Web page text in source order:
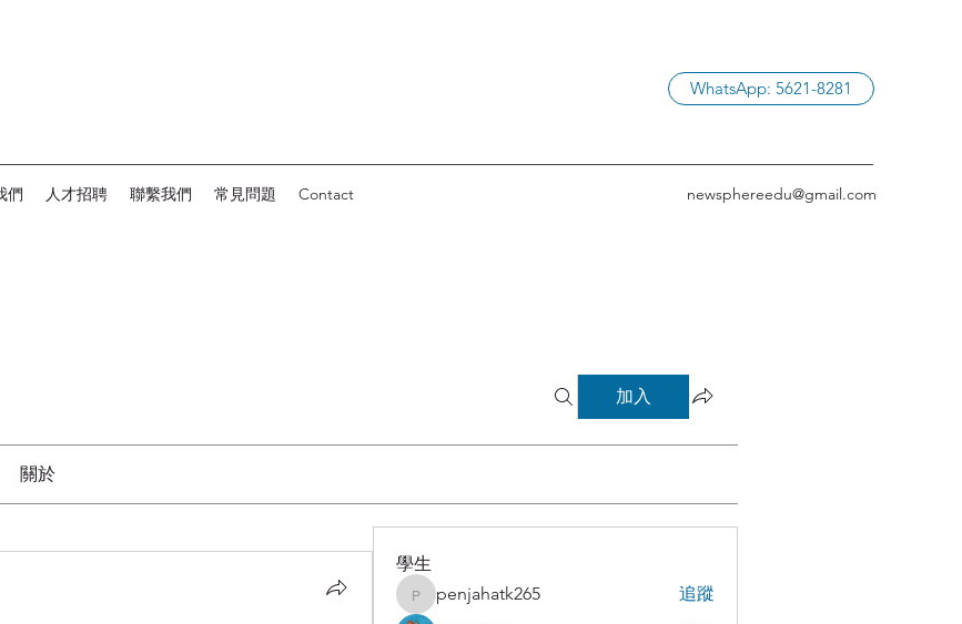
WhatsApp: 5621-8281
們 人才招聘 聯繫我們 常見問題 Contact newsphereedu@gmail.com
加入
關於
學生
penjahatk265
penjahatk265
追蹤